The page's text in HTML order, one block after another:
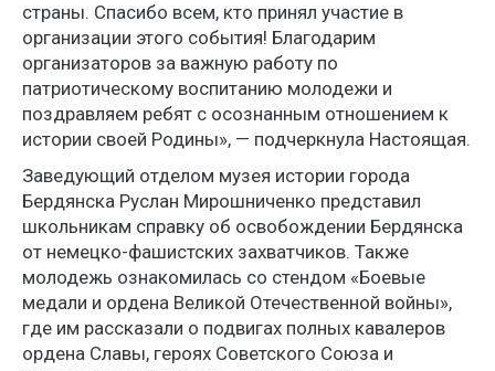
страны. Спасибо всем, кто принял участие в
организации этого события! Благодарим
организаторов за важную работу по
патриотическому воспитанию молодежи и
поздравляем ребят с осознанным отношением к
истории своей Родины», — подчеркнула Настоящая.
Заведующий отделом музея истории города
Бердянска Руслан Мирошниченко представил
школьникам справку об освобождении Бердянска
от немецко-фашистских захватчиков. Также
молодежь ознакомилась со стендом «Боевые
медали и ордена Великой Отечественной войны»,
где им рассказали о подвигах полных кавалеров
ордена Славы, героях Советского Союза и